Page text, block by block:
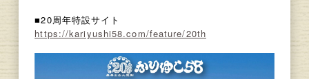
■20周年特設サイト
https://kariyushi58.com/feature/20th